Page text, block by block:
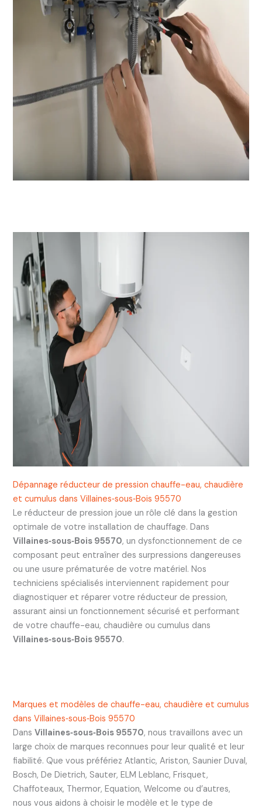
Dépannage réducteur de pression chauffe-eau, chaudière
et cumulus dans Villaines‑sous‑Bois 95570
Le réducteur de pression joue un rôle clé dans la gestion
optimale de votre installation de chauffage. Dans
Villaines‑sous‑Bois 95570, un dysfonctionnement de ce
composant peut entraîner des surpressions dangereuses
ou une usure prématurée de votre matériel. Nos
techniciens spécialisés interviennent rapidement pour
diagnostiquer et réparer votre réducteur de pression,
assurant ainsi un fonctionnement sécurisé et performant
de votre chauffe-eau, chaudière ou cumulus dans
Villaines‑sous‑Bois 95570.
Marques et modèles de chauffe-eau, chaudière et cumulus
dans Villaines‑sous‑Bois 95570
Dans Villaines‑sous‑Bois 95570, nous travaillons avec un
large choix de marques reconnues pour leur qualité et leur
fiabilité. Que vous préfériez Atlantic, Ariston, Saunier Duval,
Bosch, De Dietrich, Sauter, ELM Leblanc, Frisquet,
Chaffoteaux, Thermor, Equation, Welcome ou d’autres,
nous vous aidons à choisir le modèle et le type de